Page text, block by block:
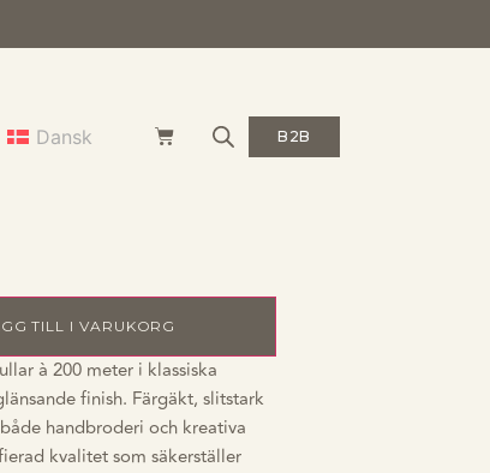
Dansk B2B
– 18 rullar à
TILL I VARUKORG
à 200 meter i klassiska
finish. Färgäkt, slitstark
handbroderi och kreativa
kvalitet som säkerställer